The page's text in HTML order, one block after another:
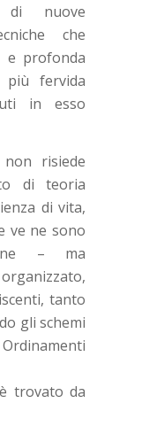
di nuove
che
e profonda
fervida
in esso
risiede
di teoria
di vita,
ve ne sono
– ma
tanto
gli schemi
trovato da